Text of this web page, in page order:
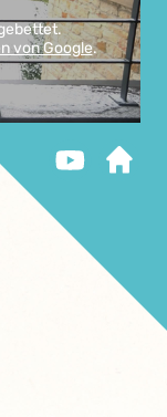
von Google.